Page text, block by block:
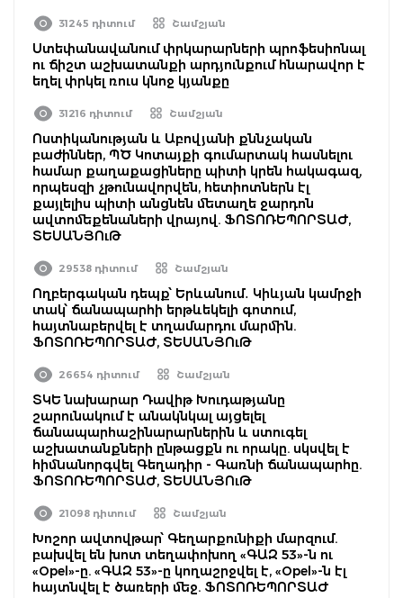
31245 դիտում Շամշյան
Ստեփանավանում փրկարարների պրոֆեսիոնալ
ու ճիշտ աշխատանքի արդյունքում հնարավոր է
եղել փրկել ռուս կնոջ կյանքը
31216 դիտում Շամշյան
Ոստիկանության և Աբովյանի քննչական
բաժիններ, ՊԾ Կոտայքի գումարտակ հասնելու
համար քաղաքացիները պիտի կրեն հակագազ,
որպեսզի չթունավորվեն, հետիոտներն էլ
քայլելիս պիտի անցնեն մետաղե ջարդոն
ավտոմեքենաների վրայով. ՖՈՏՈՌԵՊՈՐՏԱԺ,
ՏԵՍԱՆՅՈւԹ
29538 դիտում Շամշյան
Ողբերգական դեպք՝ Երևանում․ Կիևյան կամրջի
տակ՝ ճանապարհի երթևեկելի գոտում,
հայտնաբերվել է տղամարդու մարմին.
ՖՈՏՈՌԵՊՈՐՏԱԺ, ՏԵՍԱՆՅՈւԹ
26654 դիտում Շամշյան
ՏԿԵ նախարար Դավիթ Խուդաթյանը
շարունակում է անակնկալ այցելել
ճանապարհաշինարարներին և ստուգել
աշխատանքների ընթացքն ու որակը. սկսվել է
հիմնանորգվել Գեղադիր - Գառնի ճանապարհը.
ՖՈՏՈՌԵՊՈՐՏԱԺ, ՏԵՍԱՆՅՈւԹ
21098 դիտում Շամշյան
Խոշոր ավտովթար՝ Գեղարքունիքի մարզում.
բախվել են խոտ տեղափոխող «ԳԱԶ 53»-ն ու
«Opel»-ը. «ԳԱԶ 53»-ը կողաշրջվել է, «Opel»-ն էլ
հայտնվել է ծառերի մեջ. ՖՈՏՈՌԵՊՈՐՏԱԺ